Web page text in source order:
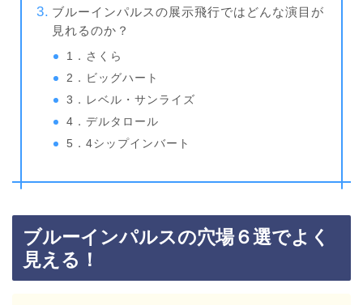
ブルーインパルスの展示飛行ではどんな演目が
見れるのか？
1．さくら
2．ビッグハート
3．レベル・サンライズ
4．デルタロール
5．4シップインバート
ブルーインパルスの穴場６選でよく
見える！